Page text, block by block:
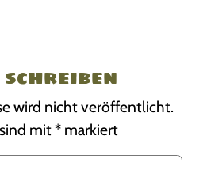
wird nicht veröffentlicht.
mit* markiert